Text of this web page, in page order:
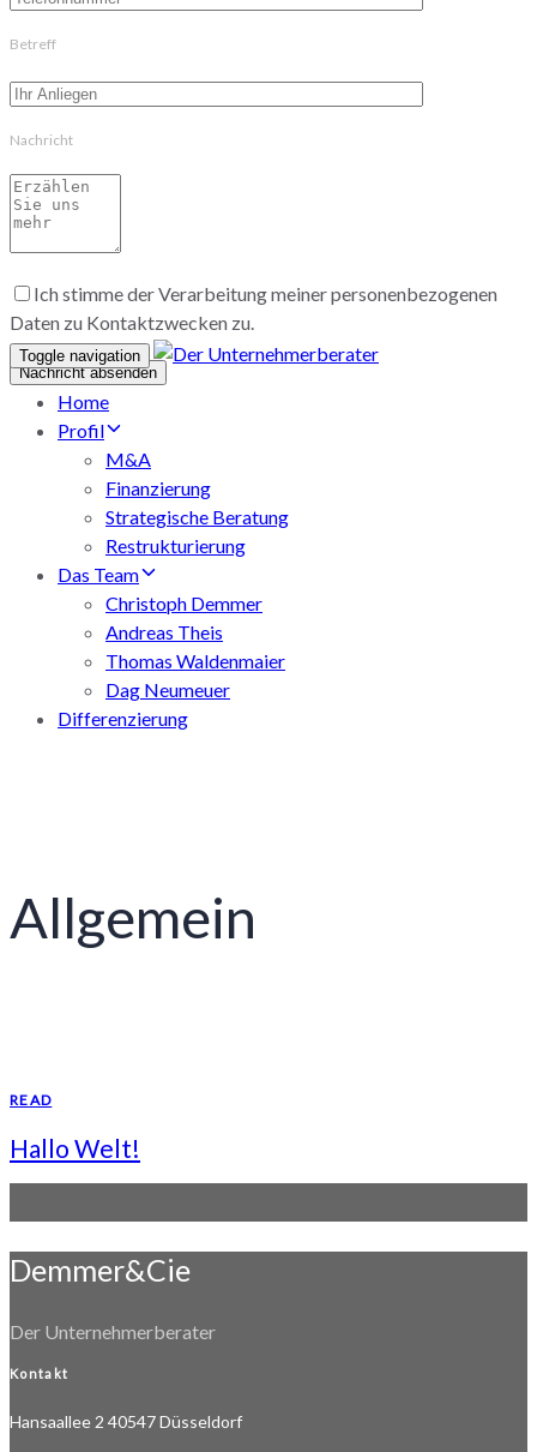
Betreff
Nachricht
Ich stimme der Verarbeitung meiner personenbezogenen
Daten zu Kontaktzwecken zu.
Toggle navigation
Home
Profil
M&A
Finanzierung
Strategische Beratung
Restrukturierung
Das Team
Christoph Demmer
Andreas Theis
Thomas Waldenmaier
Dag Neumeuer
Differenzierung
Allgemein
READ
Hallo Welt!
Demmer&Cie
Der Unternehmerberater
Kontakt
Hansaallee 2 40547 Düsseldorf